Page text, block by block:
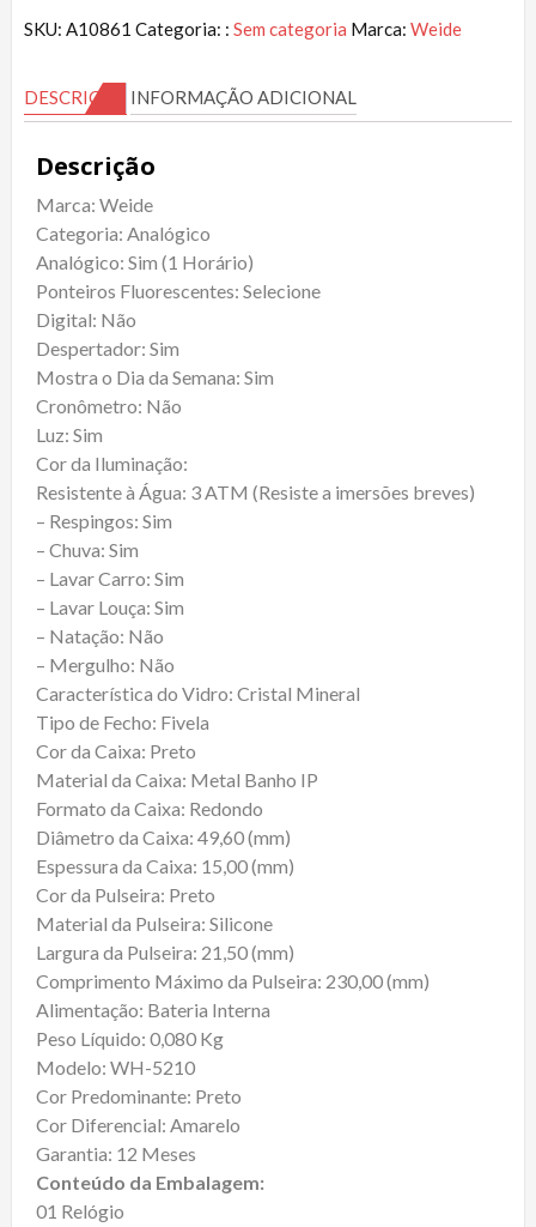
SKU: A10861 Categoria: : Sem categoria Marca: Weide
DESCRIÇÃO INFORMAÇÃO ADICIONAL
Descrição
Marca: Weide
Categoria: Analógico
Analógico: Sim (1 Horário)
Ponteiros Fluorescentes: Selecione
Digital: Não
Despertador: Sim
Mostra o Dia da Semana: Sim
Cronômetro: Não
Luz: Sim
Cor da Iluminação:
Resistente à Água: 3 ATM (Resiste a imersões breves)
– Respingos: Sim
– Chuva: Sim
– Lavar Carro: Sim
– Lavar Louça: Sim
– Natação: Não
– Mergulho: Não
Característica do Vidro: Cristal Mineral
Tipo de Fecho: Fivela
Cor da Caixa: Preto
Material da Caixa: Metal Banho IP
Formato da Caixa: Redondo
Diâmetro da Caixa: 49,60 (mm)
Espessura da Caixa: 15,00 (mm)
Cor da Pulseira: Preto
Material da Pulseira: Silicone
Largura da Pulseira: 21,50 (mm)
Comprimento Máximo da Pulseira: 230,00 (mm)
Alimentação: Bateria Interna
Peso Líquido: 0,080 Kg
Modelo: WH-5210
Cor Predominante: Preto
Cor Diferencial: Amarelo
Garantia: 12 Meses
Conteúdo da Embalagem:
01 Relógio